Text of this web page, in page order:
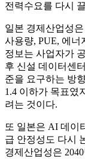
전력수요를 다시
일본 경제산업성
사용량, PUE, 에너
정보는 사업자가
후 신설 데이터센
준을 요구하는 방
1.4 이하가 목표였
려는 것이다.
또 일본은 AI 데이
급 안정성도 다시
경제산업성은